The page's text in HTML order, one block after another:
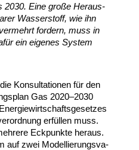
2030. Eine große Heraus­
Wasser­stoff, wie ihn
fordern, muss in
ein eigenes System
Konsul­ta­tionen für den
Gas 2020–2030
erfüllen muss.
Eckpunkte heraus.
auf zwei Model­lie­rungs­va­